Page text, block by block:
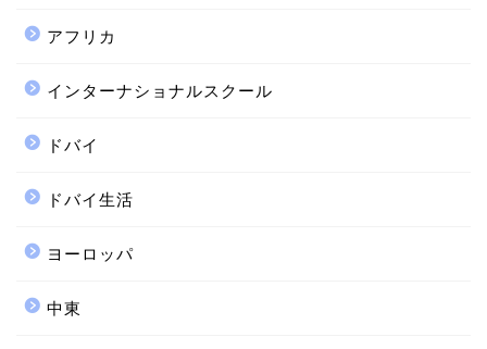
アフリカ
インターナショナルスクール
ドバイ
ドバイ生活
ヨーロッパ
中東